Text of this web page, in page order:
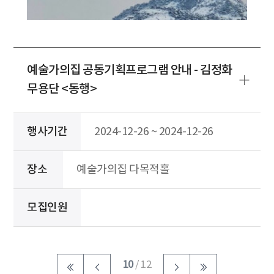
예술가의집 공동기획프로그램 안내 - 김정화
무용단 <동행>
행사기간 2024-12-26 ~ 2024-12-26
장소 예술가의집 다목적홀
모집인원
10/ 12